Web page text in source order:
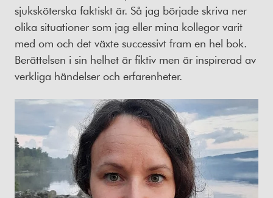
sjuksköterska faktiskt är. Så jag började skriva ner
olika situationer som jag eller mina kollegor varit
med om och det växte successivt fram en hel bok.
Berättelsen i sin helhet är fiktiv men är inspirerad av
verkliga händelser och erfarenheter.